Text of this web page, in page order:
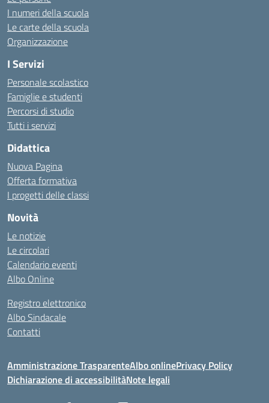
I numeri della scuola
Le carte della scuola
Organizzazione
I Servizi
Personale scolastico
Famiglie e studenti
Percorsi di studio
Tutti i servizi
Didattica
Nuova Pagina
Offerta formativa
I progetti delle classi
Novità
Le notizie
Le circolari
Calendario eventi
Albo Online
Registro elettronico
Albo Sindacale
Contatti
Amministrazione TrasparenteAlbo onlinePrivacy Policy
Dichiarazione di accessibilitàNote legali